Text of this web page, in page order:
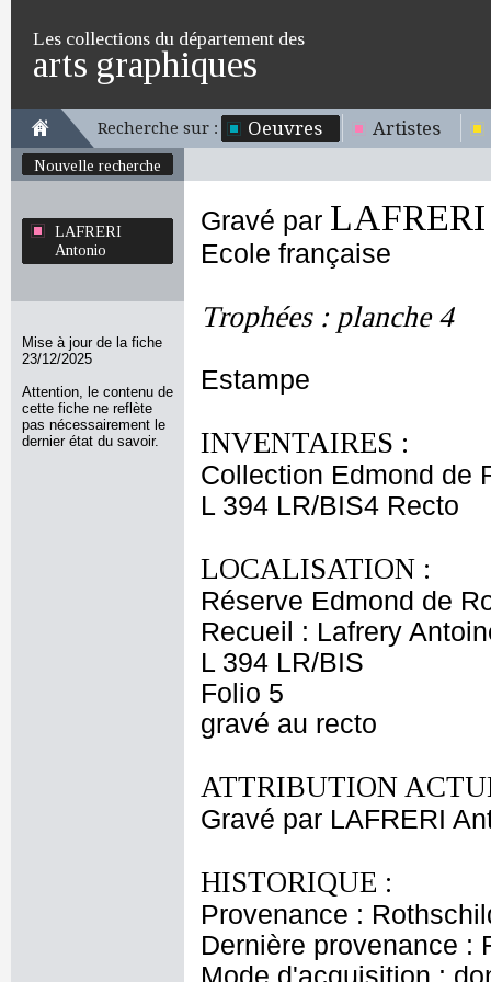
Les collections du département des
arts graphiques
Recherche sur : Oeuvres Artistes
Nouvelle recherche
LAFRERI
Antonio
Mise à jour de la fiche
23/12/2025
Attention, le contenu de
cette fiche ne reflète
pas nécessairement le
dernier état du savoir.
Gravé par
Ecole française
Trophées : planche 4
Estampe
INVENTAIRES :
Collection Edmond de
L 394 LR/BIS4 Recto
LOCALISATION :
Réserve Edmond de
Recueil : Lafrery
L 394 LR/BIS
Folio 5
gravé au recto
ATTRIBUTION
Gravé par LAFRERI
HISTORIQUE :
Provenance :
Dernière provenance :
Mode d'acquisition :